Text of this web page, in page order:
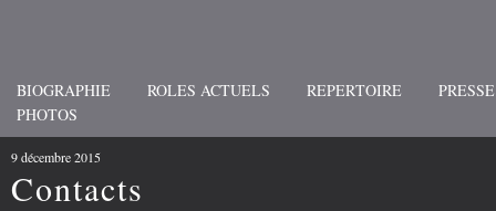
BIOGRAPHIE ROLES ACTUELS REPERTOIRE
PRESSE
PHOTOS
9 décembre 2015
Contacts